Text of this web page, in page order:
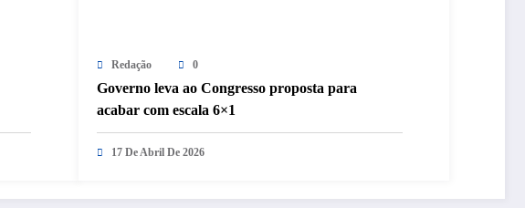
Redação 0
Governo leva ao Congresso proposta para
acabar com escala 6×1
17 De Abril De 2026